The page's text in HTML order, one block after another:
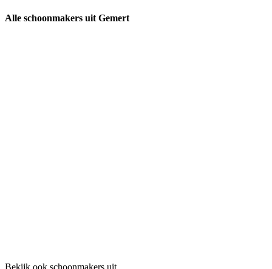
Alle schoonmakers uit Gemert
Bekijk ook schoonmakers uit